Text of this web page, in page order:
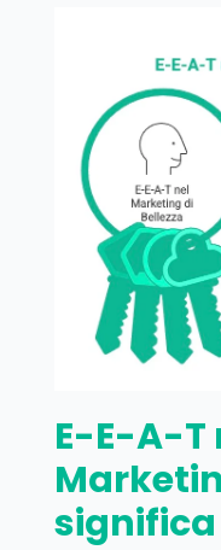
E-E-A-T
significa